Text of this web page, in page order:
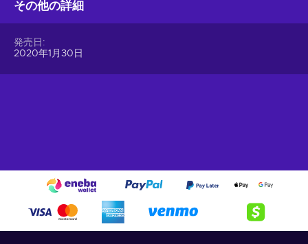
users can easily receive popular cryptocurrencies such as
them.
How to redeem Gift Me Crypto (GMC)
3. Enter your email address,
4. Pick the desired crypto between 8 of the most popular
crypto,
5. Enter your wallet address and click on redeem,
その他の詳細
発売日
2020年1月30日